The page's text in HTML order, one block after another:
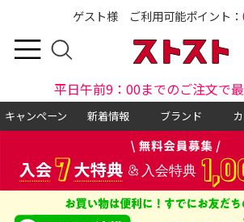
ゲスト様 ご利用可能ポイント：
平日午前9：00までのご注文で
キャンペーン 新着情報 ブランド